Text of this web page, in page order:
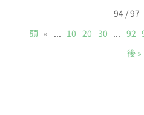
94 / 97
頭 « ... 10 20 30 ... 92
後 »